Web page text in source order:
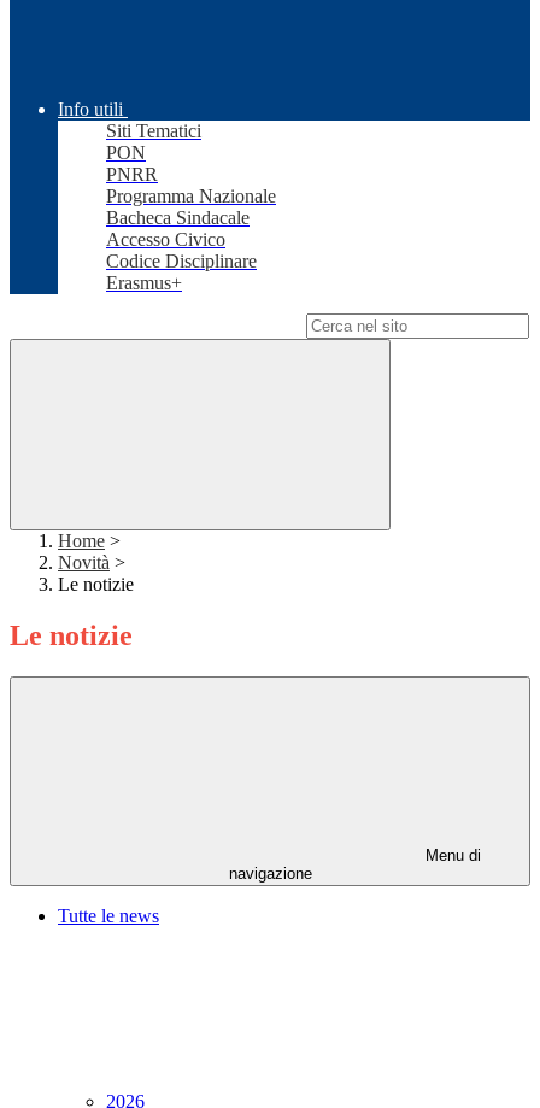
Info utili
Siti Tematici
PON
PNRR
Programma Nazionale
Bacheca Sindacale
Accesso Civico
Codice Disciplinare
Erasmus+
Home >
Novità >
Le notizie
Le notizie
Menu di
navigazione
Tutte le news
2026